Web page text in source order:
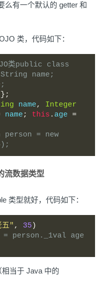
么有一个默认的 getter 和
类，代码如下：
类public class
name;
name,
Integer
name ; this . age =
person = new
流数据类型
类型就好，代码如下：
五" , 35 )
= person._1val age
当于 Java 中的